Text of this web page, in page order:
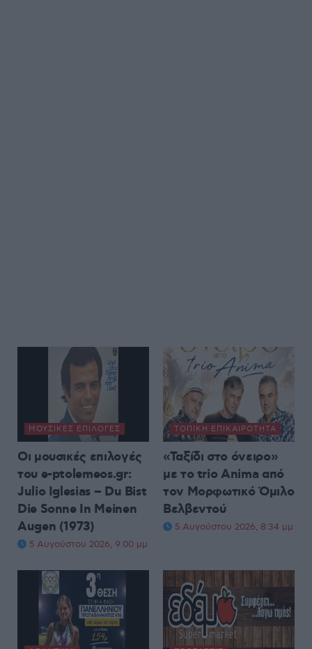
ΜΟΥΣΙΚΈΣ ΕΠΙΛΟΓΈΣ
Οι μουσικές επιλογές
του e-ptolemeos.gr:
Julio Iglesias – Du Bist
Die Sonne In Meinen
Augen (1973)
5 Αυγούστου 2026, 9:00 μμ
ΤΟΠΙΚΉ ΕΠΙΚΑΙΡΌΤΗΤΑ
«Ταξίδι στο όνειρο»
με το trio Anima από
τον Μορφωτικό Όμιλο
Βελβεντού
5 Αυγούστου 2026, 8:34 μμ